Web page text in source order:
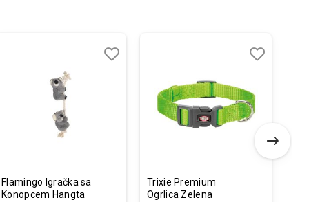
Flamingo Igračka sa
Konopcem Hangta
Trixie Premium
Ogrlica Zelena
listu
želja